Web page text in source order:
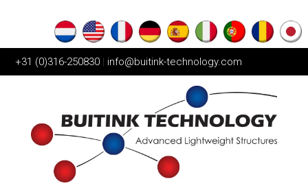
+31 (0)316-250830 | info@buitink-technology.com